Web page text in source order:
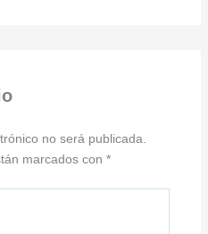
no será publicada.
marcados con *